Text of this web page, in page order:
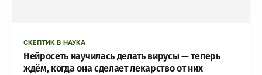
СКЕПТИК В НАУКА
Нейросеть научилась делать вирусы — теперь
ждём, когда она сделает лекарство от них